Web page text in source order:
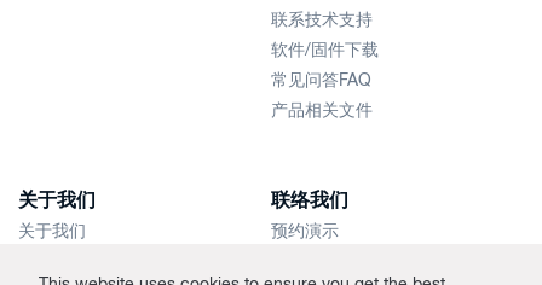
联系技术支持
软件/固件下载
常见问答FAQ
产品相关文件
关于我们
关于我们
联络我们
预约演示